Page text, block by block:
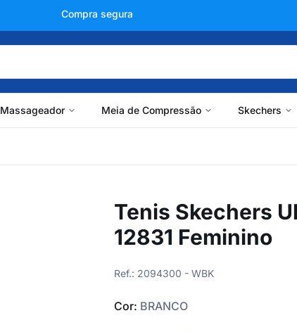
+150 mil avaliações
Massageador Meia de Compressão Skechers
Tenis Skechers
12831 Feminino
Ref.: 2094300 - WBK
Cor: BRANCO